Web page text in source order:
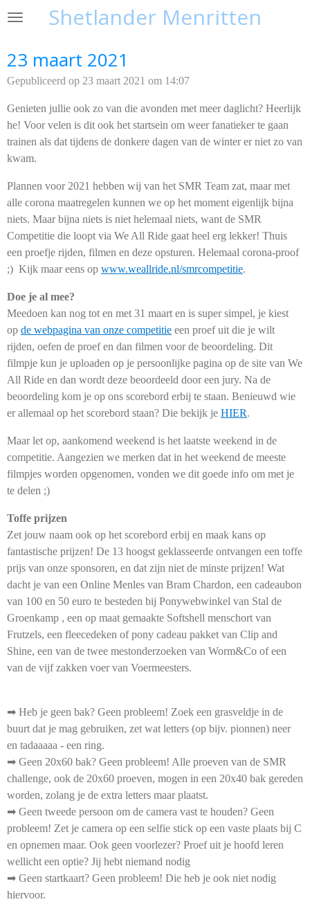
Ga
de
hoofdinhoud
Shetlander Menritten
23 maart 2021
Gepubliceerd op 23 maart 2021 om 14:07
Genieten jullie ook zo van die avonden met meer daglicht? Heerlijk
he! Voor velen is dit ook het startsein om weer fanatieker te gaan
trainen als dat tijdens de donkere dagen van de winter er niet zo van
kwam.
Plannen voor 2021 hebben wij van het SMR Team zat, maar met
alle corona maatregelen kunnen we op het moment eigenlijk bijna
niets. Maar bijna niets is niet helemaal niets, want de SMR
Competitie die loopt via We All Ride gaat heel erg lekker! Thuis
een proefje rijden, filmen en deze opsturen. Helemaal corona-proof
;) Kijk maar eens op www.weallride.nl/smrcompetitie.
Doe je al mee?
Meedoen kan nog tot en met 31 maart en is super simpel, je kiest
op de webpagina van onze competitie een proef uit die je wilt
rijden, oefen de proef en dan filmen voor de beoordeling. Dit
filmpje kun je uploaden op je persoonlijke pagina op de site van We
All Ride en dan wordt deze beoordeeld door een jury. Na de
beoordeling kom je op ons scorebord erbij te staan. Benieuwd wie
er allemaal op het scorebord staan? Die bekijk je HIER.
Maar let op, aankomend weekend is het laatste weekend in de
competitie. Aangezien we merken dat in het weekend de meeste
filmpjes worden opgenomen, vonden we dit goede info om met je
te delen ;)
Toffe prijzen
Zet jouw naam ook op het scorebord erbij en maak kans op
fantastische prijzen! De 13 hoogst geklasseerde ontvangen een toffe
prijs van onze sponsoren, en dat zijn niet de minste prijzen! Wat
dacht je van een Online Menles van Bram Chardon, een cadeaubon
van 100 en 50 euro te besteden bij Ponywebwinkel van Stal de
Groenkamp , een op maat gemaakte Softshell menschort van
Frutzels, een fleecedeken of pony cadeau pakket van Clip and
Shine, een van de twee mestonderzoeken van Worm&Co of een
van de vijf zakken voer van Voermeesters.
➡ Heb je geen bak? Geen probleem! Zoek een grasveldje in de
buurt dat je mag gebruiken, zet wat letters (op bijv. pionnen) neer
en tadaaaaa - een ring.
➡ Geen 20x60 bak? Geen probleem! Alle proeven van de SMR
challenge, ook de 20x60 proeven, mogen in een 20x40 bak gereden
worden, zolang je de extra letters maar plaatst.
➡ Geen tweede persoon om de camera vast te houden? Geen
probleem! Zet je camera op een selfie stick op een vaste plaats bij C
en opnemen maar. Ook geen voorlezer? Proef uit je hoofd leren
wellicht een optie? Jij hebt niemand nodig
➡ Geen startkaart? Geen probleem! Die heb je ook niet nodig
hiervoor.